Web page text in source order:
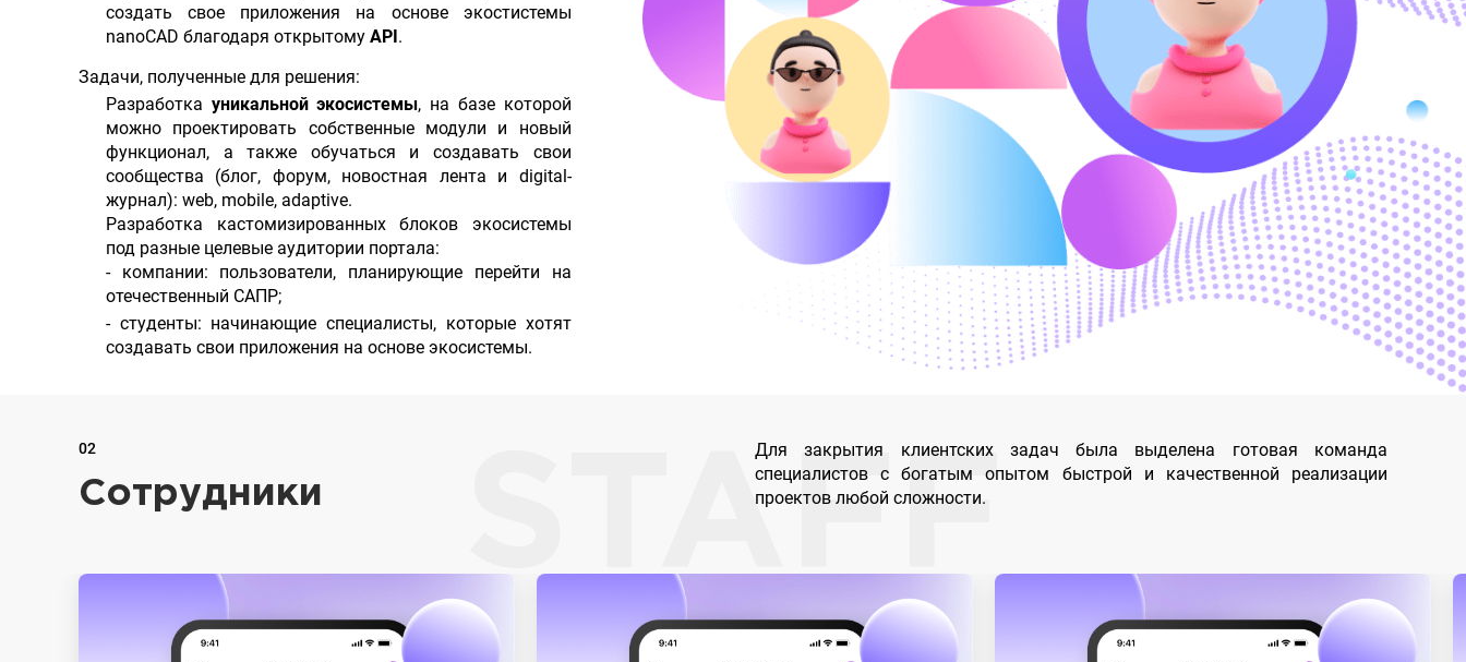
создать свое приложения на основе экостистемы
nanoCAD благодаря открытому API.
Задачи, полученные для решения:
Разработка уникальной экосистемы, на базе которой
можно проектировать собственные модули и новый
функционал, а также обучаться и создавать свои
сообщества (блог, форум, новостная лента и digital-
журнал): web, mobile, adaptive.
Разработка кастомизированных блоков экосистемы
под разные целевые аудитории портала:
- компании: пользователи, планирующие перейти на
отечественный САПР;
- студенты: начинающие специалисты, которые хотят
создавать свои приложения на основе экосистемы.
STAFF
02
Сотрудники
Для закрытия клиентских задач была выделена готовая команда
специалистов с богатым опытом быстрой и качественной реализации
проектов любой сложности.